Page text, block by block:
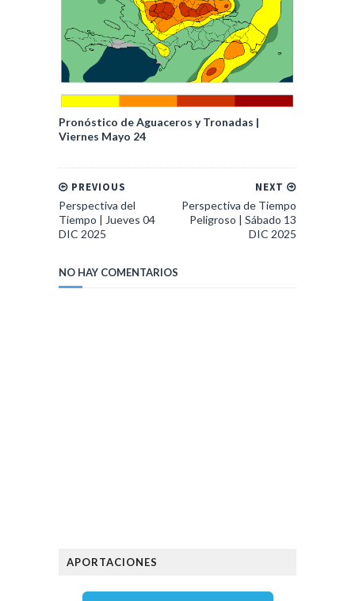
Pronóstico de Aguaceros y Tronadas |
Viernes Mayo 24
NEXT
Perspectiva de Tiempo
Peligroso | Sábado 13
DIC 2025
PREVIOUS
Perspectiva del
Tiempo | Jueves 04
DIC 2025
NO HAY COMENTARIOS
APORTACIONES